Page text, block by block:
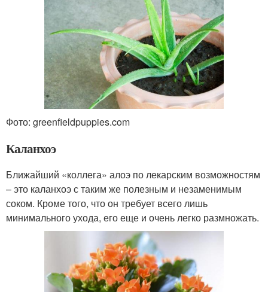
Фото: greenfieldpuppies.com
Каланхоэ
Ближайший «коллега» алоэ по лекарским возможностям
– это каланхоэ с таким же полезным и незаменимым
соком. Кроме того, что он требует всего лишь
минимального ухода, его еще и очень легко размножать.